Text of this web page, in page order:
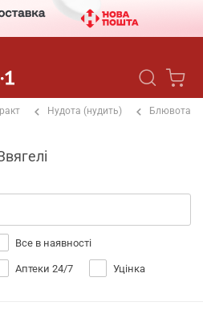
Нудота (нудить) Блювота
Все в наявності
Аптеки 24/7 Уцінка